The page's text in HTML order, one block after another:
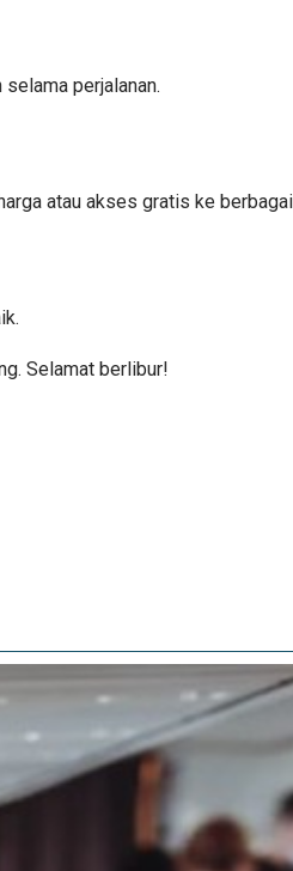
perjalanan.
atau akses gratis ke
Selamat berlibur!